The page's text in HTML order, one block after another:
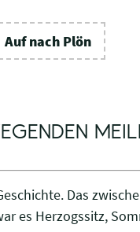
Auf nach Plön
Das
es Herzogssitz,